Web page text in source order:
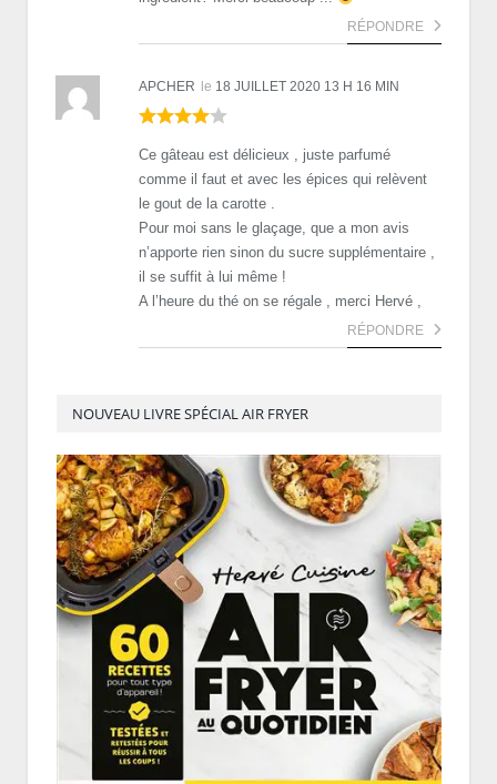
RÉPONDRE
APCHER le 18 JUILLET 2020 13 H 16 MIN
Ce gâteau est délicieux , juste parfumé
comme il faut et avec les épices qui relèvent
le gout de la carotte .
Pour moi sans le glaçage, que a mon avis
n’apporte rien sinon du sucre supplémentaire ,
il se suffit à lui même !
A l’heure du thé on se régale , merci Hervé ,
RÉPONDRE
NOUVEAU LIVRE SPÉCIAL AIR FRYER